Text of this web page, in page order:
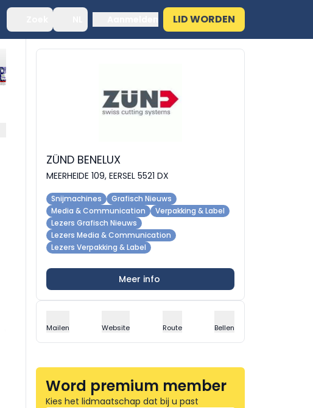
LID WORDEN
ZÜND BENELUX
MEERHEIDE 109, EERSEL 5521 DX
Snijmachines
Grafisch Nieuws
Media & Communication
Verpakking & Label
Lezers Grafisch Nieuws
Lezers Media & Communication
Lezers Verpakking & Label
Meer info
Mailen Website Route Bellen
Word premium member
Kies het lidmaatschap dat bij u past